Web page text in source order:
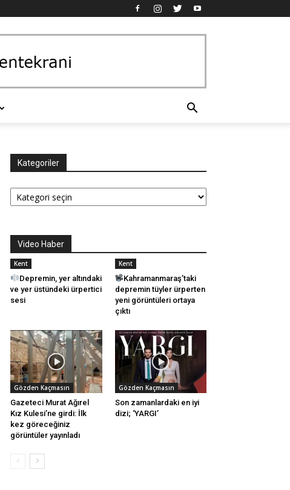
Kategoriler
Kategoriler
Video Haber
Kent
Depremin, yer altındaki
ve yer üstündeki ürpertici
sesi
Kent
Kahramanmaraş’taki
depremin tüyler ürperten
yeni görüntüleri ortaya
çıktı
Gözden Kaçmasın
Gazeteci Murat Ağırel
Kız Kulesi’ne girdi: İlk
kez göreceğiniz
görüntüler yayınladı
Gözden Kaçmasın
Son zamanlardaki en iyi
dizi; ‘YARGI’